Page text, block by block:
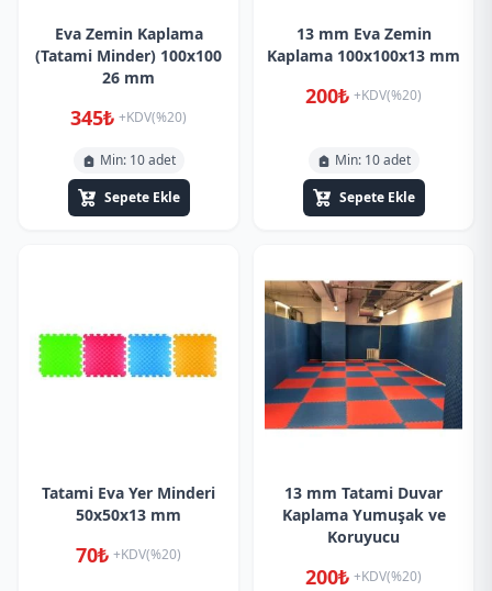
Eva Zemin Kaplama
(Tatami Minder) 100x100
26 mm
345₺ +KDV(%20)
Min: 10 adet
Sepete Ekle
13 mm Eva Zemin
Kaplama 100x100x13 mm
200₺ +KDV(%20)
Min: 10 adet
Sepete Ekle
Tatami Eva Yer Minderi
50x50x13 mm
70₺ +KDV(%20)
13 mm Tatami Duvar
Kaplama Yumuşak ve
Koruyucu
200₺ +KDV(%20)